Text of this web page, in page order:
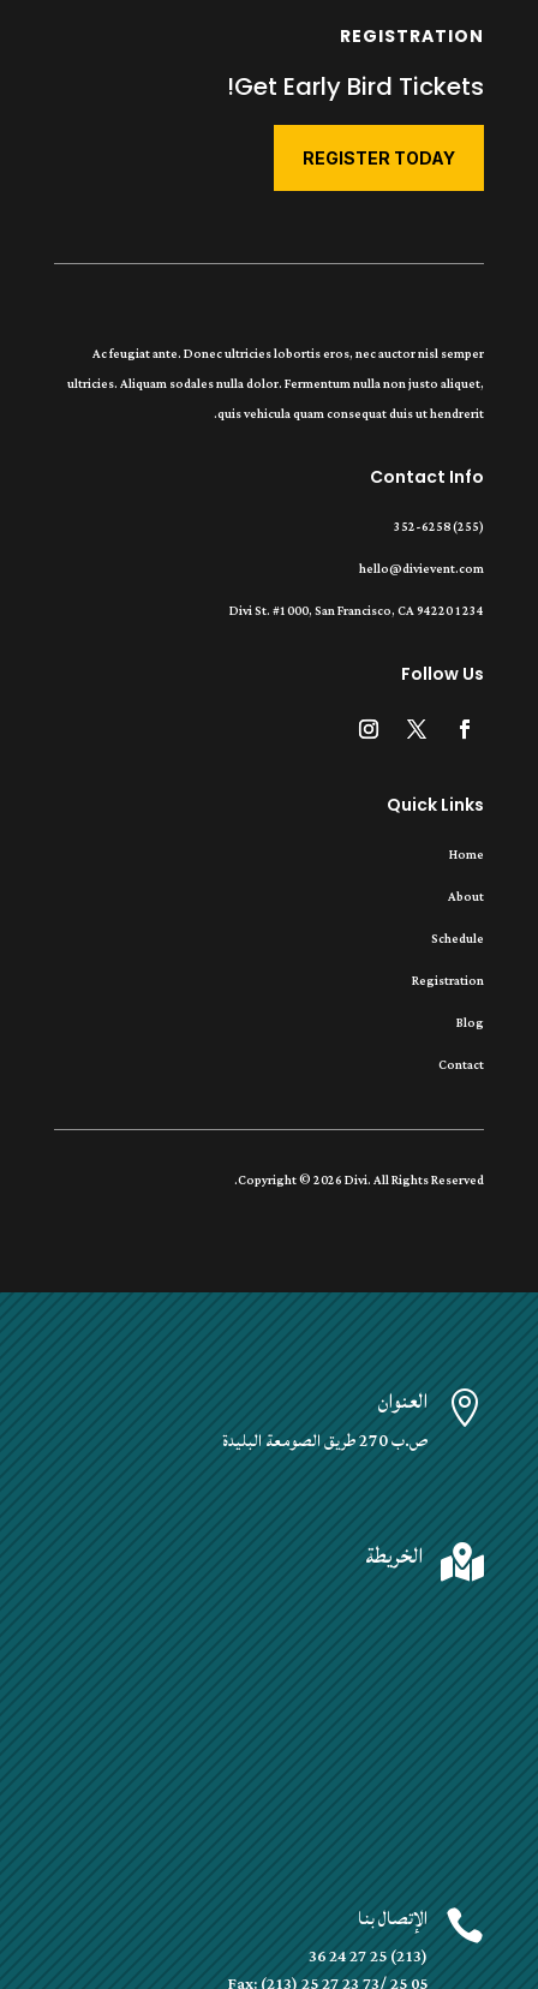
REGISTRATION
Get Early Bird Tickets!
REGISTER TODAY
Ac feugiat ante. Donec ultricies lobortis eros, nec auctor nisl semper
ultricies. Aliquam sodales nulla dolor. Fermentum nulla non justo aliquet,
quis vehicula quam consequat duis ut hendrerit.
Contact Info
(255) 352-6258
hello@divievent.com
1234 Divi St. #1000, San Francisco, CA 94220
Follow Us
Quick Links
Home
About
Schedule
Registration
Blog
Contact
Copyright © 2026 Divi. All Rights Reserved.
 العنوان
ص.ب 270 طريق الصومعة البليدة
 الخريطة
 الإتصال بنا
(213) 25 27 24 36